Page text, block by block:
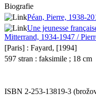
Biografie
Péan, Pierre, 1938-
Une jeunesse
Mitterrand, 1934-1947 /
[Paris] : Fayard, [1994]
597 stran : faksimile ; 18 cm
ISBN 2-253-13819-3